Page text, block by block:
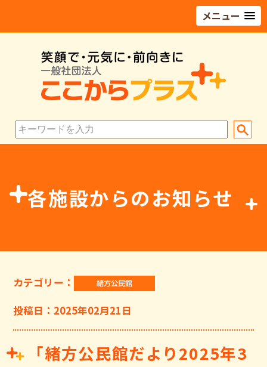
メニュー
各施設からのお知らせ
カテゴリー：
投稿日：2025年02月21日
「緒方公民館だより2025年3